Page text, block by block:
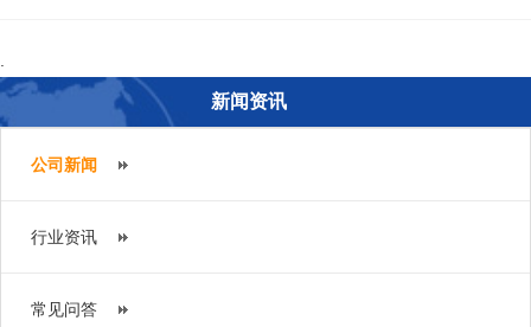
新闻资讯
公司新闻
行业资讯
常见问答